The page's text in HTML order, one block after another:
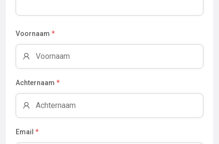
Voornaam *
Achternaam *
Email *